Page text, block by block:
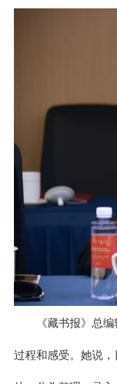
《藏书报》总编辑
过程和感受。她说